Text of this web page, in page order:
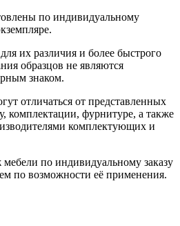
по индивидуальному
их различия и более быстрого
образцов не являются
знаком.
отличаться от представленных
комплектации, фурнитуре, а также
комплектующих и
по индивидуальному заказу
по возможности её применения.